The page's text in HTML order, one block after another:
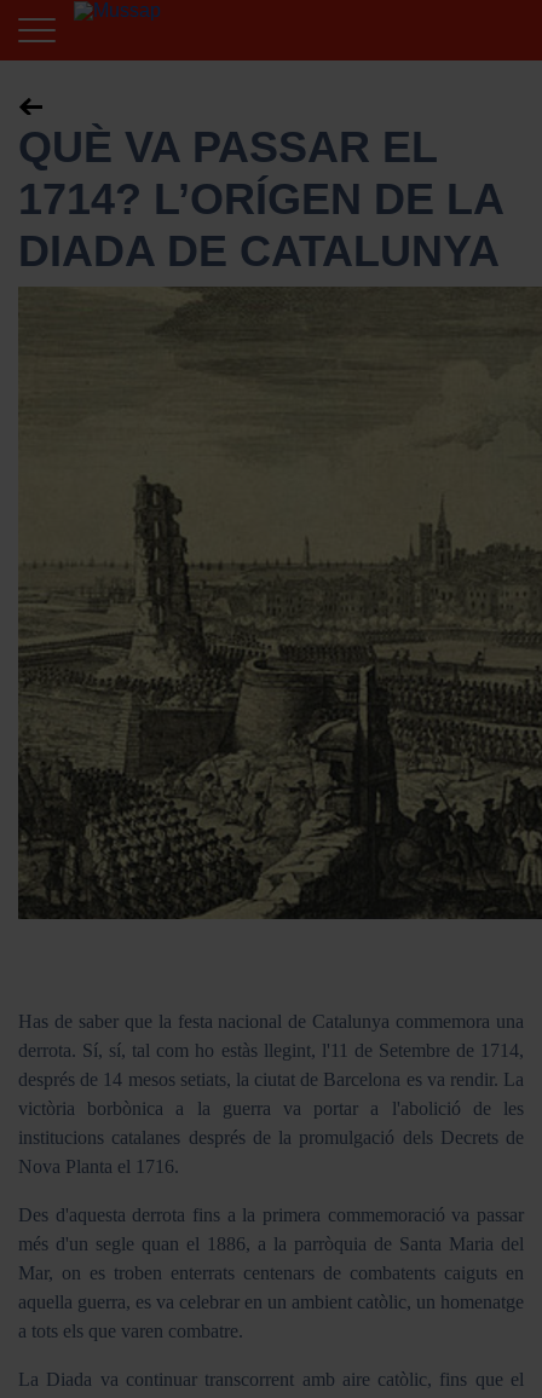
QUÈ VA PASSAR EL
1714? L’ORÍGEN DE LA
DIADA DE CATALUNYA
Has de saber que la festa nacional de Catalunya commemora una
derrota. Sí, sí, tal com ho estàs llegint, l'11 de Setembre de 1714,
després de 14 mesos setiats, la ciutat de Barcelona es va rendir. La
victòria borbònica a la guerra va portar a l'abolició de les
institucions catalanes després de la promulgació dels Decrets de
Nova Planta el 1716.
Des d'aquesta derrota fins a la primera commemoració va passar
més d'un segle quan el 1886, a la parròquia de Santa Maria del
Mar, on es troben enterrats centenars de combatents caiguts en
aquella guerra, es va celebrar en un ambient catòlic, un homenatge
a tots els que varen combatre.
La Diada va continuar transcorrent amb aire catòlic, fins que el